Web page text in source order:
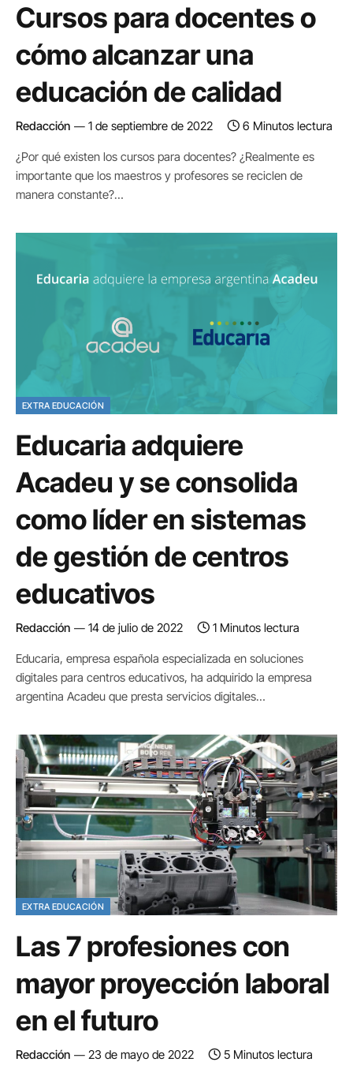
Cursos para docentes o
cómo alcanzar una
educación de calidad
Redacción 1 de septiembre de 2022 6 Minutos lectura
¿Por qué existen los cursos para docentes? ¿Realmente es
importante que los maestros y profesores se reciclen de
manera constante?…
EXTRA EDUCACIÓN
Educaria adquiere
Acadeu y se consolida
como líder en sistemas
de gestión de centros
educativos
Redacción 14 de julio de 2022 1 Minutos lectura
Educaria, empresa española especializada en soluciones
digitales para centros educativos, ha adquirido la empresa
argentina Acadeu que presta servicios digitales…
EXTRA EDUCACIÓN
Las 7 profesiones con
mayor proyección laboral
en el futuro
Redacción 23 de mayo de 2022 5 Minutos lectura